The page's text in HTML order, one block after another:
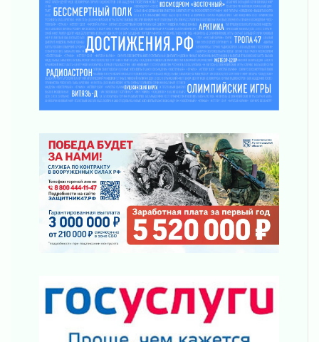
За сухими цифрами — реальная жизнь
31 июля 2026
От инженера-создателя к волонтёрам
«Созидателям»
31 июля 2026
Генеральная репетиция векового юбилея
31 июля 2026
Открытое сердце и стремление делать добро
31 июля 2026
Давайте разберемся!
30 июля 2026
Круглую ригу в Гатчине отреставрируют в
2027 году
30 июля 2026
Путешествие к западным рубежам
откроется к концу сентября
30 июля 2026
Ленобласть наводит порядок на дорогах и в